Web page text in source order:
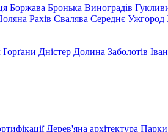
Боржава Бронька Виноградів
Рахів Свалява Середнє Ужгород
Ґорґани Дністер Долина Заболотів
Дерев'яна архітектура Парки